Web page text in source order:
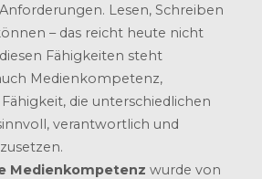
Lesen, Schreiben
– das reicht heute nicht
Fähigkeiten steht
Medienkompetenz,
die unterschiedlichen
verantwortlich und
Medienkompetenz wurde von